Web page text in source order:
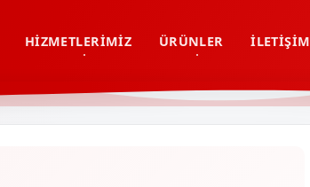
HIZMETLERIMIZ ÜRÜNLER İLETIŞIM